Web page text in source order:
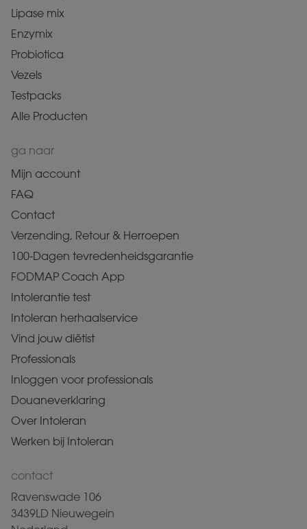
Lipase mix
Enzymix
Probiotica
Vezels
Testpacks
Alle Producten
ga naar
Mijn account
FAQ
Contact
Verzending, Retour & Herroepen
100-Dagen tevredenheidsgarantie
FODMAP Coach App
Intolerantie test
Intoleran herhaalservice
Vind jouw diëtist
Professionals
Inloggen voor professionals
Douaneverklaring
Over Intoleran
Werken bij Intoleran
contact
Ravenswade 106
3439LD Nieuwegein